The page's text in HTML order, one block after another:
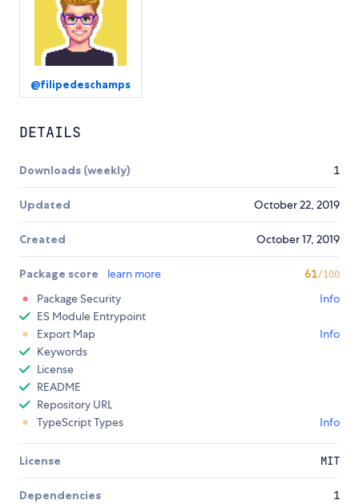
@filipedeschamps
DETAILS
Downloads (weekly) 1
Updated October 22, 2019
Created October 17, 2019
Package score learn more 61/100
Package Security
Info
ES Module Entrypoint
Export Map
Info
Keywords
License
README
Repository URL
TypeScript Types
Info
License MIT
Dependencies 1